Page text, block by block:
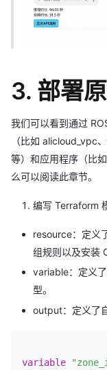
3. 部署
我们可以看到通过
（比如 alicloud_vpc
等）和应用程序（比
么可以阅读此章节。
编写 Terraform
resource：定义
组规则以及安装
variable：定义
型。
output：定义了
variable